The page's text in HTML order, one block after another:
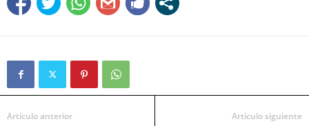
Artículo anterior Artículo siguiente